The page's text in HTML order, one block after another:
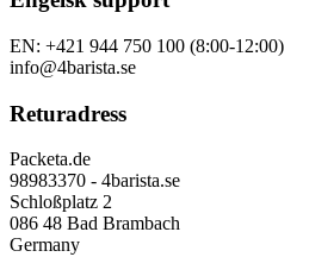
EN: +421 944 750 100 (8:00-12:00)
info@4barista.se
Returadress
Packeta.de
98983370 - 4barista.se
Schloßplatz 2
086 48 Bad Brambach
Germany